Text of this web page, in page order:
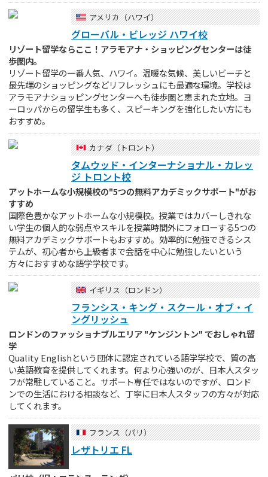
アメリカ（ハワイ）
グローバル・ビレッジ ハワイ校
リゾート留学ならここ！アラモアナ・ショッピングセンターは徒
歩圏内。
リゾート留学の一番人気、ハワイ。温暖な気候、美しいビーチと
最先端のショッピングなどリフレッシュにも最適な環境。学校は
アラモアナショッピングセンターへも徒歩圏と恵まれた立地。ヨ
ーロッパからの留学生も多く、スピーキングを強化したい方にも
おすすめ。
カナダ（トロント）
タムウッド・インターナショナル・カレッ
ジ トロント校
アットホームな小規模校の"5つの無料アカデミックサポート"がお
すすめ
国際色豊かなアットホームな小規模校。授業ではカバーしきれな
い学生の個人的な弱点やスキルを授業時間外にフォローする5つの
無料アカデミックサポートもおすすめ。効率的に勉強できるシス
テムが、初心者から上級者まで会話を中心に勉強したいという
方々におすすめな語学学校です。
イギリス（ロンドン）
フランシス・キング・スクール・オブ・イ
ングリッシュ
ロンドンのファッショナブルエリア "ケンジントン" でおしゃれ留
学
Quality Englishという団体に認定されている語学学校で、質の高
い英語教育を提供してくれます。何より心強いのが、日本人スタッ
フが常駐していること。サポート専任ではないのですが、ロンド
ンでの生活における相談など、丁寧に日本人スタッフの方々が対応
してくれます。
フランス（パリ）
レザトリエ FL